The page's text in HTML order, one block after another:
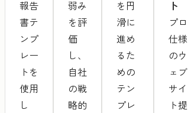
報告
書テ
ンプ
レー
トを
使用
し
弱み
を評
価
し、
自社
の戦
略的
を円
滑に
進め
るた
めの
テン
プレ
ト
プロ
仕様
のウ
ェブ
サイ
ト提